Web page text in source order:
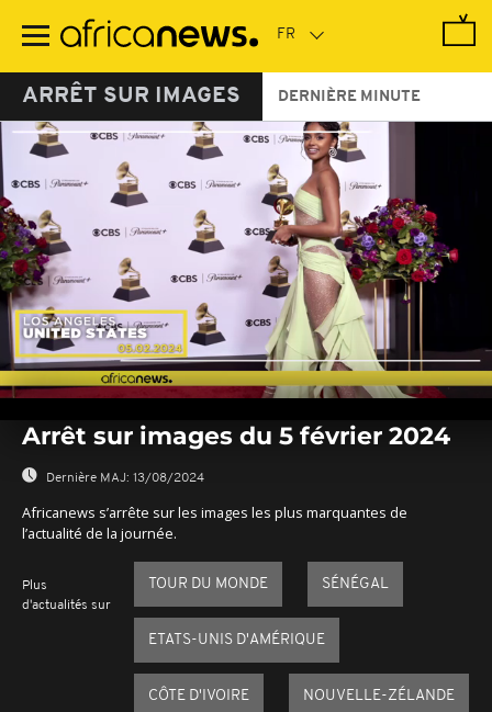
contenu
ARRÊT SUR IMAGES DERNIÈRE MINUTE
seconds
seconds
Arrêt sur images du 5 février 2024
Dernière MAJ: 13/08/2024
Africanews s’arrête sur les images les plus marquantes de
l’actualité de la journée.
Plus
d'actualités sur
TOUR DU MONDE SÉNÉGAL
ETATS-UNIS D'AMÉRIQUE
CÔTE D'IVOIRE NOUVELLE-ZÉLANDE